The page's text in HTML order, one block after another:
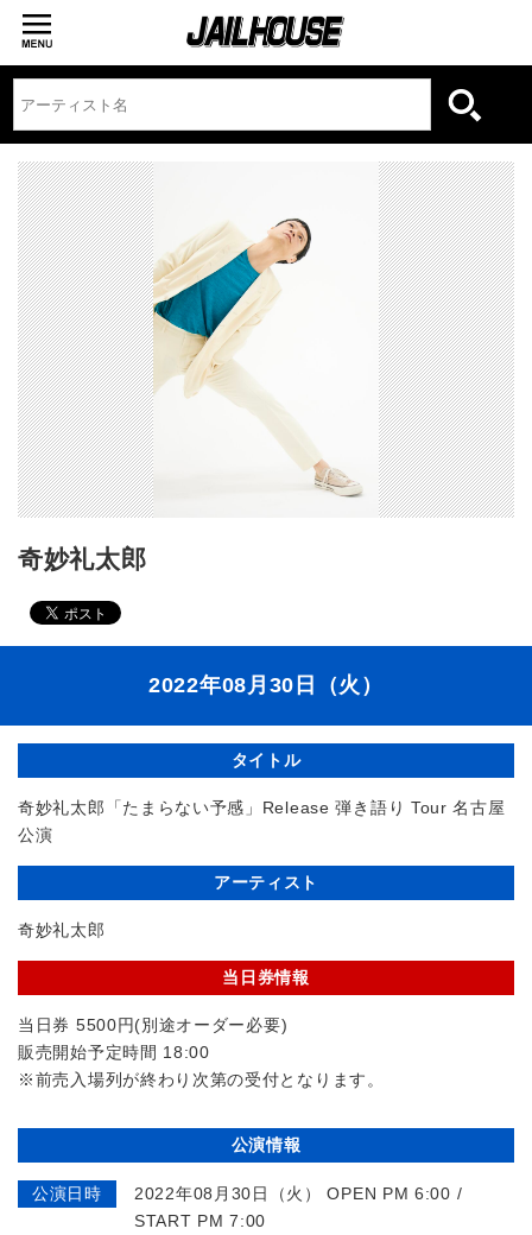
奇妙礼太郎
2022年08月30日（火）
タイトル
奇妙礼太郎「たまらない予感」Release 弾き語り Tour 名古屋
公演
アーティスト
奇妙礼太郎
当日券情報
当日券 5500円(別途オーダー必要)
販売開始予定時間 18:00
※前売入場列が終わり次第の受付となります。
公演情報
公演日時
2022年08月30日（火） OPEN PM 6:00 /
START PM 7:00